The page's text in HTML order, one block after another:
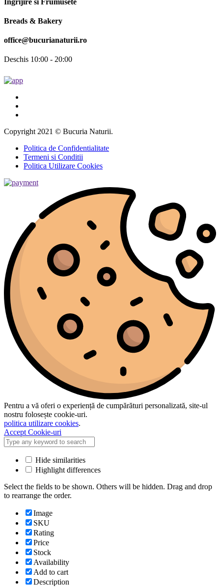
Breads & Bakery
office@bucurianaturii.ro
Deschis 10:00 - 20:00
Copyright 2021 © Bucuria Naturii.
Politica de Confidentialitate
Termeni si Conditii
Politica Utilizare Cookies
Pentru a vă oferi o experiență de cumpărături personalizată, site-ul
nostru folosește cookie-uri.
politica utilizare cookies.
Accept Cookie-uri
Hide similarities
Highlight differences
Select the fields to be shown. Others will be hidden. Drag and drop
to rearrange the order.
Image
SKU
Rating
Price
Stock
Availability
Add to cart
Description